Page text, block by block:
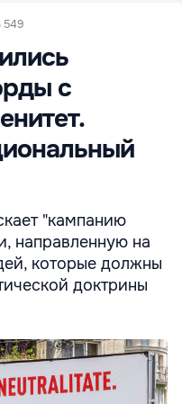
549
с
"кампанию
направленную на
которые должны
доктрины